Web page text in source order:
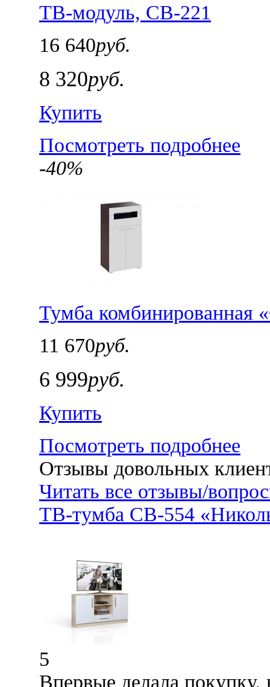
ТВ-модуль, СВ-221
16 640руб.
8 320руб.
Купить
Посмотреть подробнее
-40%
Тумба комбинированная
11 670руб.
6 999руб.
Купить
Посмотреть подробнее
Отзывы довольных
Читать все отзывы/
ТВ-тумба СВ-554
5
Впервые делала